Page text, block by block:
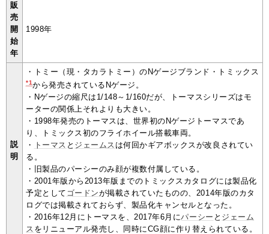
販
売
開
始
年
1998年
説
明
・トミー（現・タカラトミー）のNゲージブランド・トミックス
*1から発売されているNゲージ。
・Nゲージの縮尺は1/148～1/160だが、トーマスシリーズはモ
ーターの関係上それよりも大きい。
・1998年発売のトーマスは、世界初のNゲージトーマスであ
り、トミックス初のフライホイール搭載車両。
・
トーマス と ジェームス は何回かギアボックスが改良されてい
る。
・旧製品のパーシーのみ顔が複数付属している。
・2001年版から2013年版までのトミックスカタログには製品化
予定として ゴードンが掲載されていたものの、2014年版のカタ
ログでは掲載されておらず、製品化キャンセルとなった。
・2016年12月にトーマスを、2017年6月にパーシー と ジェーム
ス をリニューアル発売し、同時にCG顔に作り替えられている。